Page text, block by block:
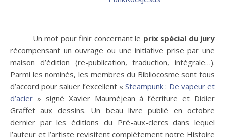
Un mot pour finir concernant le prix spécial du jury
récompensant un ouvrage ou une initiative prise par une
maison d’édition (re-publication, traduction, intégrale…).
Parmi les nominés, les membres du Bibliocosme sont tous
d’accord pour saluer l’excellent «Steampunk : De vapeur et
d’acier » signé Xavier Mauméjean à l’écriture et Didier
Graffet aux dessins. Un beau livre publié en octobre
dernier par les éditions du Pré-aux-clercs dans lequel
l’auteur et l’artiste revisitent complètement notre Histoire